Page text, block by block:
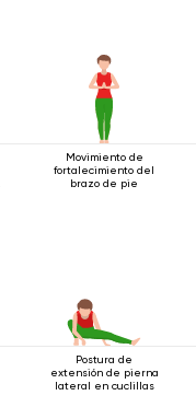
Movimiento de
fortalecimiento del
brazo de pie
Postura de
extensión de pierna
lateral en cuclillas